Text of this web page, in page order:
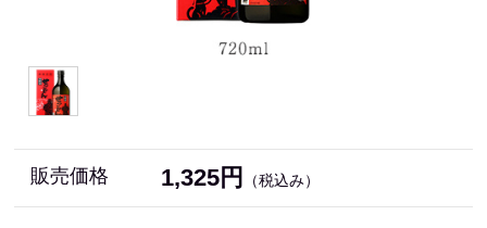
販売価格 1,325円 （税込み）